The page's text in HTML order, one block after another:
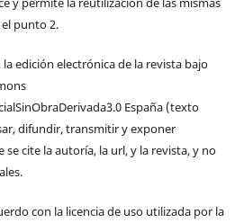
punto 2.
edición electrónica de la revista bajo
España (texto
difundir, transmitir y exponer
cite la autoría, la url, y la revista, y no
con la licencia de uso utilizada por la